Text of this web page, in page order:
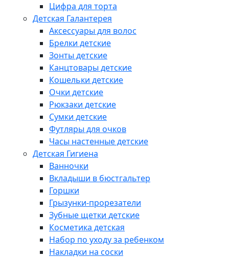
Цифра для торта
Детская Галантерея
Аксессуары для волос
Брелки детские
Зонты детские
Канцтовары детские
Кошельки детские
Очки детские
Рюкзаки детские
Сумки детские
Футляры для очков
Часы настенные детские
Детская Гигиена
Ванночки
Вкладыши в бюстгальтер
Горшки
Грызунки-прорезатели
Зубные щетки детские
Косметика детская
Набор по уходу за ребенком
Накладки на соски